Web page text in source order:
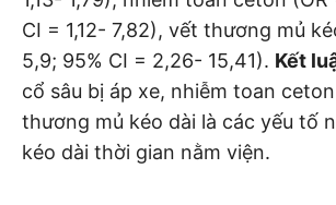
CI = 1,12- 7,82), vết thương mủ
5,9; 95% CI = 2,26- 15,41). Kết
cổ sâu bị áp xe, nhiễm toan
thương mủ kéo dài là các yếu tố
kéo dài thời gian nằm viện.